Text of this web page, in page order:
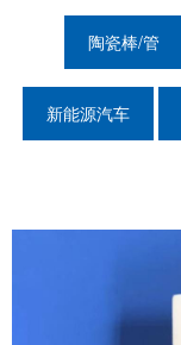
陶瓷棒/管
新能源汽车